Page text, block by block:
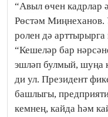
“Авыл өчен кадрлар
Рөстәм Миңнеханов.
ролен дә арттырырга
“Кешеләр бар
эшләп булмый, шуңа
ди ул. Президент
башлыгы,
кемнең, кайда һәм